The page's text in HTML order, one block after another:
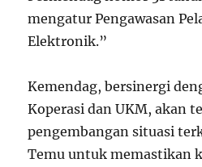
mengatur Pengawasan
Elektronik.”
Kemendag, bersinergi
Koperasi dan UKM, akan
pengembangan situasi
Temu untuk memastikan